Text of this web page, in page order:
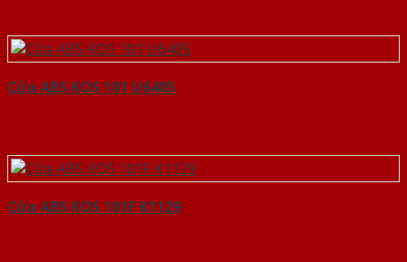
Cửa ABS KOS 101 U6405
Cửa ABS KOS 101F K1129